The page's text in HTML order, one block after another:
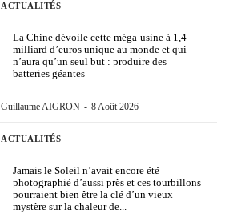
ACTUALITÉS
La Chine dévoile cette méga-usine à 1,4
milliard d’euros unique au monde et qui
n’aura qu’un seul but : produire des
batteries géantes
Guillaume AIGRON - 8 Août 2026
ACTUALITÉS
Jamais le Soleil n’avait encore été
photographié d’aussi près et ces tourbillons
pourraient bien être la clé d’un vieux
mystère sur la chaleur de...